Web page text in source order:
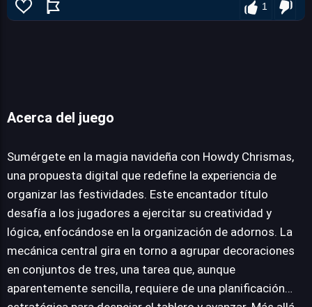
JUEGALO AHORA
1
Acerca del juego
Sumérgete en la magia navideña con Howdy Chrismas,
una propuesta digital que redefine la experiencia de
organizar las festividades. Este encantador título
desafía a los jugadores a ejercitar su creatividad y
lógica, enfocándose en la organización de adornos. La
mecánica central gira en torno a agrupar decoraciones
en conjuntos de tres, una tarea que, aunque
aparentemente sencilla, requiere de una planificación